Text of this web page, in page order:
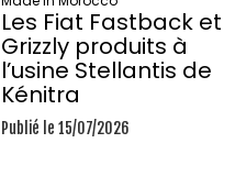
Les Fiat Fastback et
Grizzly produits à
l’usine Stellantis de
Kénitra
Publié le 15/07/2026